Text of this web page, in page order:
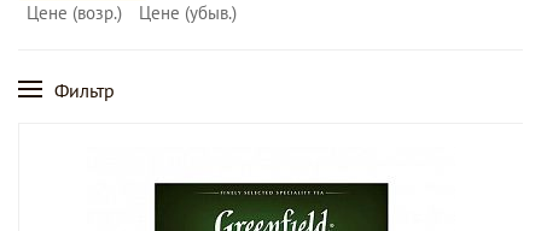
Цене (возр.)
Цене (убыв.)
Фильтр